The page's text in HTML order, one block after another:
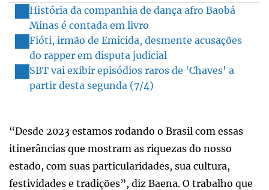
História da companhia de dança afro Baobá
Minas é contada em livro
Fióti, irmão de Emicida, desmente acusações
do rapper em disputa judicial
SBT vai exibir episódios raros de 'Chaves' a
partir desta segunda (7/4)
“Desde 2023 estamos rodando o Brasil com essas
itinerâncias que mostram as riquezas do nosso
estado, com suas particularidades, sua cultura,
festividades e tradições”, diz Baena. O trabalho que